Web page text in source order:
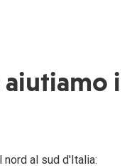
i
al sud d'Italia: